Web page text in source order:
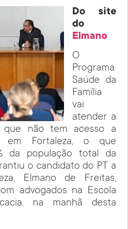
Do site
do
Elmano
O
Programa
Saúde da
Família
vai
atender a
que não tem acesso a
em Fortaleza, o que
da população total da
o candidato do PT a
Elmano de Freitas,
advogados na Escola
na manhã desta